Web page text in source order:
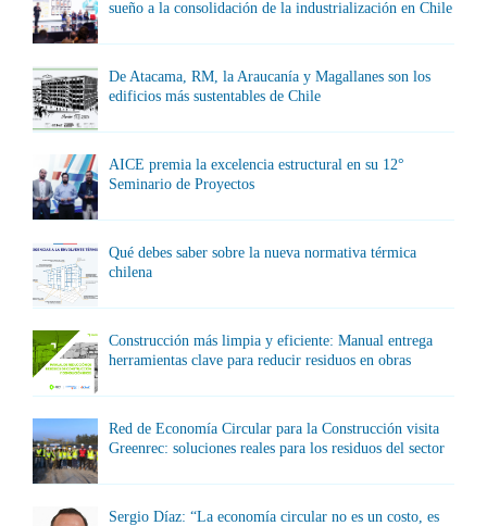
sueño a la consolidación de la industrialización en Chile
De Atacama, RM, la Araucanía y Magallanes son los
edificios más sustentables de Chile
AICE premia la excelencia estructural en su 12°
Seminario de Proyectos
Qué debes saber sobre la nueva normativa térmica
chilena
Construcción más limpia y eficiente: Manual entrega
herramientas clave para reducir residuos en obras
Red de Economía Circular para la Construcción visita
Greenrec: soluciones reales para los residuos del sector
Sergio Díaz: “La economía circular no es un costo, es